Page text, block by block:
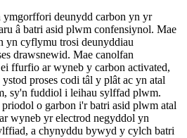
deunydd carbon yn yr
â batri asid plwm confensiynol. Mae
yn cyflymu trosi deunyddiau
drawsnewid. Mae canolfan
ffurfio ar wyneb y carbon activated,
proses codi tâl y plât ac yn atal
sy'n fuddiol i leihau sylffad plwm.
o garbon i'r batri asid plwm atal
wyneb yr electrod negyddol yn
a chynyddu bywyd y cylch batri